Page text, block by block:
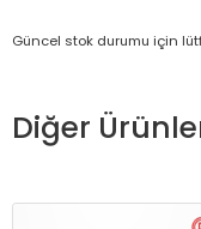
Güncel stok durumu için
Diğer